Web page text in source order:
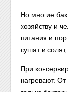
Но многие
хозяйству и
питания и
сушат и
При
нагревают.